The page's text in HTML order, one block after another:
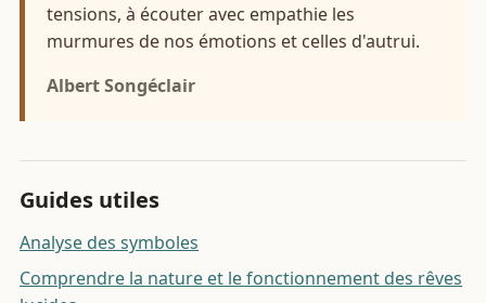
tensions, à écouter avec empathie les
murmures de nos émotions et celles d'autrui.
Albert Songéclair
Guides utiles
Analyse des symboles
Comprendre la nature et le fonctionnement des rêves